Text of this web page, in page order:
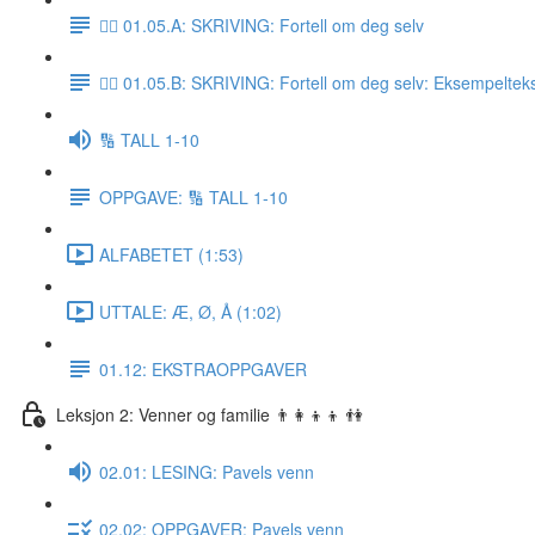
✍🏼 01.05.A: SKRIVING: Fortell om deg selv
✍🏼 01.05.B: SKRIVING: Fortell om deg selv:
🔢 TALL 1-10
OPPGAVE: 🔢 TALL 1-10
ALFABETET (1:53)
UTTALE: Æ, Ø, Å (1:02)
01.12: EKSTRAOPPGAVER
Leksjon 2: Venner og familie 👨‍👩‍👦‍👦 👫
02.01: LESING: Pavels venn
02.02: OPPGAVER: Pavels venn